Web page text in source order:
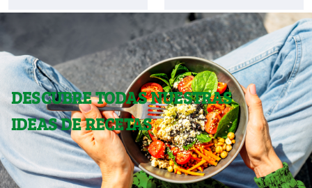
DESCUBRE TODAS NUESTRAS
IDEAS DE RECETAS